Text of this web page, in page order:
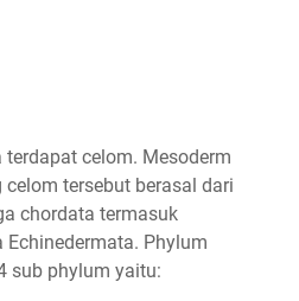
celom. Mesoderm
tersebut berasal dari
chordata termasuk
Echinedermata. Phylum
sub phylum yaitu: